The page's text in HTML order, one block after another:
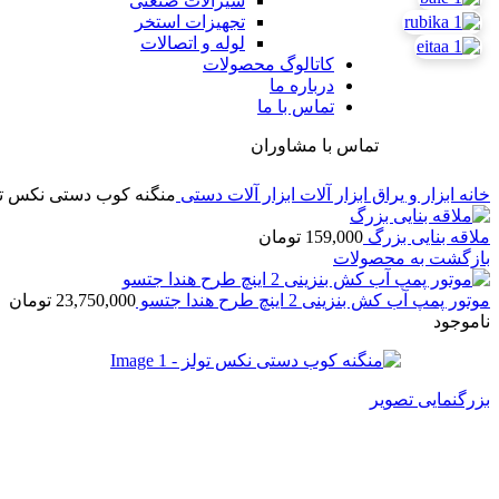
تجهیزات استخر
لوله و اتصالات
کاتالوگ محصولات
درباره ما
تماس با ما
تماس با مشاوران
خانه ابزار و یراق ابزار آلات ابزار آلات دستی منگنه کوب دستی نکس
ملاقه بنایی بزرگ 159,000 تومان
بازگشت به محصولات
موتور پمپ آب کش بنزینی 2 اینچ طرح هندا جتسو 23,750,000 تومان
ناموجود
بزرگنمایی تصویر